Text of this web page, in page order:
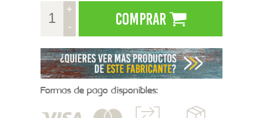
+
-
Comprar
Formas de pago disponibles: